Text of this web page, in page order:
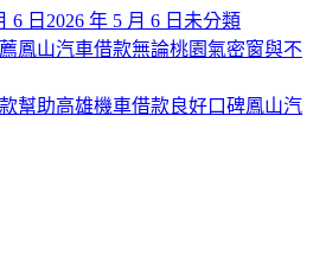
6 日 2026 年 5 月 6 日 類
未分類
鳳山汽車借款無論桃園氣密窗與不
幫助高雄機車借款良好口碑鳳山汽